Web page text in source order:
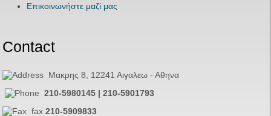
Επικοινωνήστε μαζί μας
Contact
Μακρης 8, 12241 Αιγαλεω - Αθηνα
210-5980145 | 210-5901793
fax210-5909833